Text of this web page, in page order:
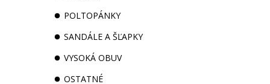
POLTOPÁNKY
SANDÁLE A ŠĽAPKY
VYSOKÁ OBUV
OSTATNÉ